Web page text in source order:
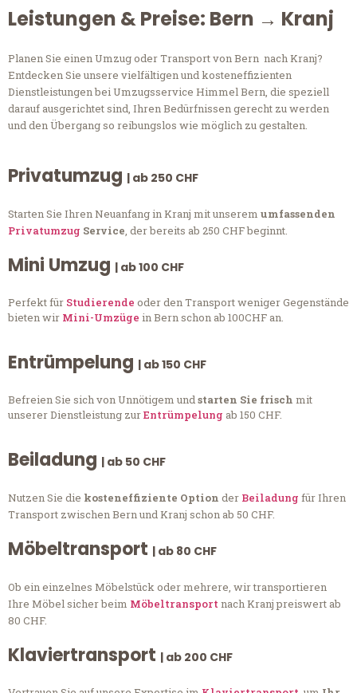
Leistungen & Preise: Bern → Kranj
Planen Sie einen Umzug oder Transport von Bern nach Kranj?
Entdecken Sie unsere vielfältigen und kosteneffizienten
Dienstleistungen bei Umzugsservice Himmel Bern, die speziell
darauf ausgerichtet sind, Ihren Bedürfnissen gerecht zu werden
und den Übergang so reibungslos wie möglich zu gestalten.
Privatumzug | ab 250 CHF
Starten Sie Ihren Neuanfang in Kranj mit unserem umfassenden
Privatumzug Service, der bereits ab 250 CHF beginnt.
Mini Umzug | ab 100 CHF
Perfekt für Studierende oder den Transport weniger Gegenstände
bieten wir Mini-Umzüge in Bern schon ab 100CHF an.
Entrümpelung | ab 150 CHF
Befreien Sie sich von Unnötigem undstarten Sie frisch mit
unserer Dienstleistung zurEntrümpelung ab 150 CHF.
Beiladung | ab 50 CHF
Nutzen Sie die kosteneffiziente Option der Beiladung für Ihren
Transport zwischen Bern und Kranj schon ab 50 CHF.
Möbeltransport | ab 80 CHF
Ob ein einzelnes Möbelstück oder mehrere, wir transportieren
Ihre Möbel sicher beim Möbeltransportnach Kranj preiswert ab
80 CHF.
Klaviertransport | ab 200 CHF